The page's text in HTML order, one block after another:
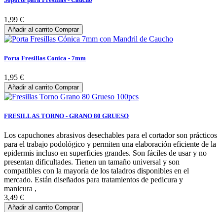
1,99 €
Añadir al carrito Comprar
Porta Fresillas Conica - 7mm
1,95 €
Añadir al carrito Comprar
FRESILLAS TORNO - GRANO 80 GRUESO
Los capuchones abrasivos desechables para el cortador son prácticos
para el trabajo podológico y permiten una elaboración eficiente de la
epidermis incluso en superficies grandes. Son fáciles de usar y no
presentan dificultades. Tienen un tamaño universal y son
compatibles con la mayoría de los taladros disponibles en el
mercado. Están diseñados para tratamientos de pedicura y
manicura ,
3,49 €
Añadir al carrito Comprar